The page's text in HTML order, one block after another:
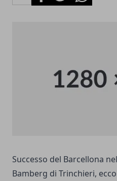
Successo del Barcellona
Bamberg di Trinchieri,